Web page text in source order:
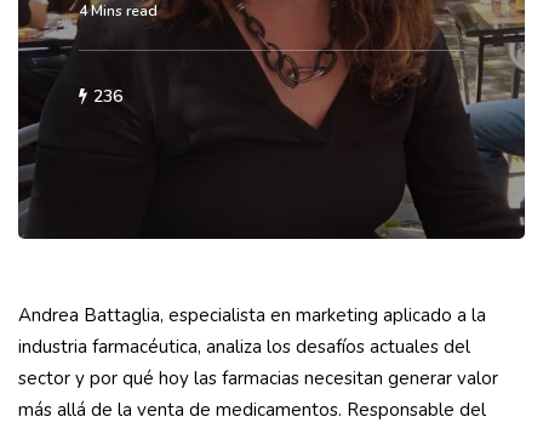
4 Mins read
236
Andrea Battaglia, especialista en marketing aplicado a la
industria farmacéutica, analiza los desafíos actuales del
sector y por qué hoy las farmacias necesitan generar valor
más allá de la venta de medicamentos. Responsable del